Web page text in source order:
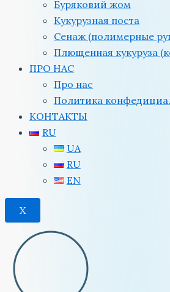
Буряковий жом
Кукурузная поста
Сенаж (полимерные
Плющенная кукуруза
ПРО НАС
Про нас
Политика
КОНТАКТЫ
RU
UA
RU
EN
X